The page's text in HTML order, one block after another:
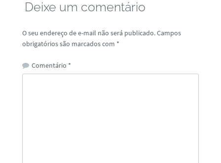
Deixe um comentário
O seu endereço de e-mail não será publicado.Campos
obrigatórios são marcados com *
Comentário *